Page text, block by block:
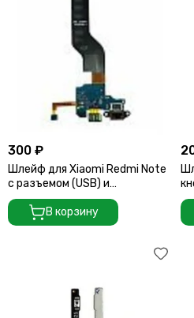
300 ₽
Шлейф для Xiaomi Redmi Note
с разъемом (USB) и
микрофоном
В корзину